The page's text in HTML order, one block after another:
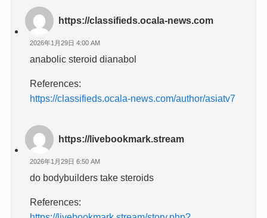
https://classifieds.ocala-news.com
2026年1月29日 4:00 AM
anabolic steroid dianabol
References:
https://classifieds.ocala-news.com/author/asiatv7
https://livebookmark.stream
2026年1月29日 6:50 AM
do bodybuilders take steroids
References: